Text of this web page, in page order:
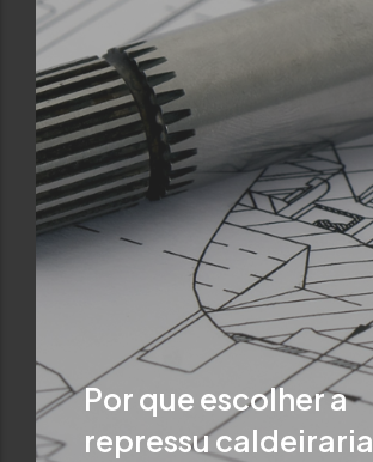
Por que escolher a
repressu caldeiraria